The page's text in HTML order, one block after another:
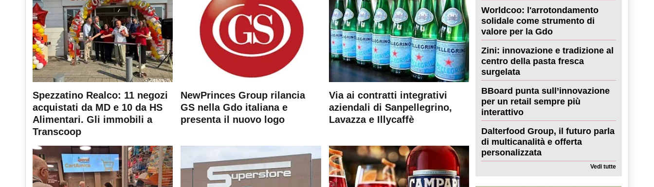
Spezzatino Realco: 11 negozi
acquistati da MD e 10 da HS
Alimentari. Gli immobili a
Transcoop
NewPrinces Group rilancia
GS nella Gdo italiana e
presenta il nuovo logo
Via ai contratti integrativi
aziendali di Sanpellegrino,
Lavazza e Illycaffè
Worldcoo: l'arrotondamento
solidale come strumento di
valore per la Gdo
Zini: innovazione e tradizione al
centro della pasta fresca
surgelata
BBoard punta sull’innovazione
per un retail sempre più
interattivo
Dalterfood Group, il futuro parla
di multicanalità e offerta
personalizzata
Vedi tutte